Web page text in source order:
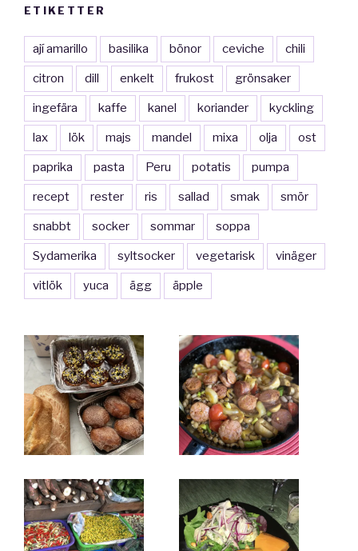
ETIKETTER
ají amarillo basilika bönor ceviche chili
citron dill enkelt frukost grönsaker
ingefära kaffe kanel koriander kyckling
lax lök majs mandel mixa olja ost
paprika pasta Peru potatis pumpa
recept rester ris sallad smak smör
snabbt socker sommar soppa
Sydamerika syltsocker vegetarisk vinäger
vitlök yuca ägg äpple